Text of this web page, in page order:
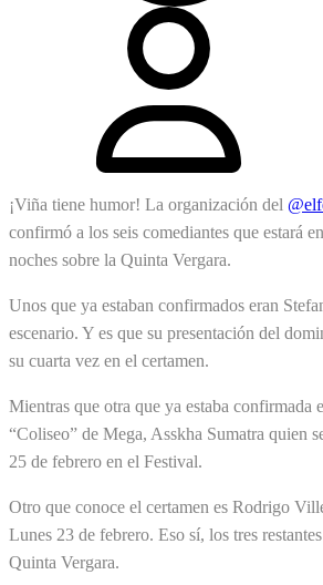
¡Viña tiene humor! La organización del
confirmó a los seis comediantes que estará
noches sobre la Quinta Vergara.
Unos que ya estaban confirmados eran
escenario. Y es que su presentación del
su cuarta vez en el certamen.
Mientras que otra que ya estaba confirmada
“Coliseo” de Mega, Asskha Sumatra quien
25 de febrero en el Festival.
Otro que conoce el certamen es Rodrigo
Lunes 23 de febrero. Eso sí, los tres
Quinta Vergara.